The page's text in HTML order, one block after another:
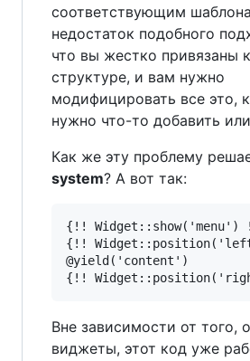
соответствующим
недостаток подобного
что вы жестко привязаны
структуре, и вам нужно
модифицировать все это,
нужно что-то добавить
Как же эту проблему
system? А вот так:
{!! Widget::show('menu')
{!!
@yield('content')
Вне зависимости от того,
виджеты, этот код уже